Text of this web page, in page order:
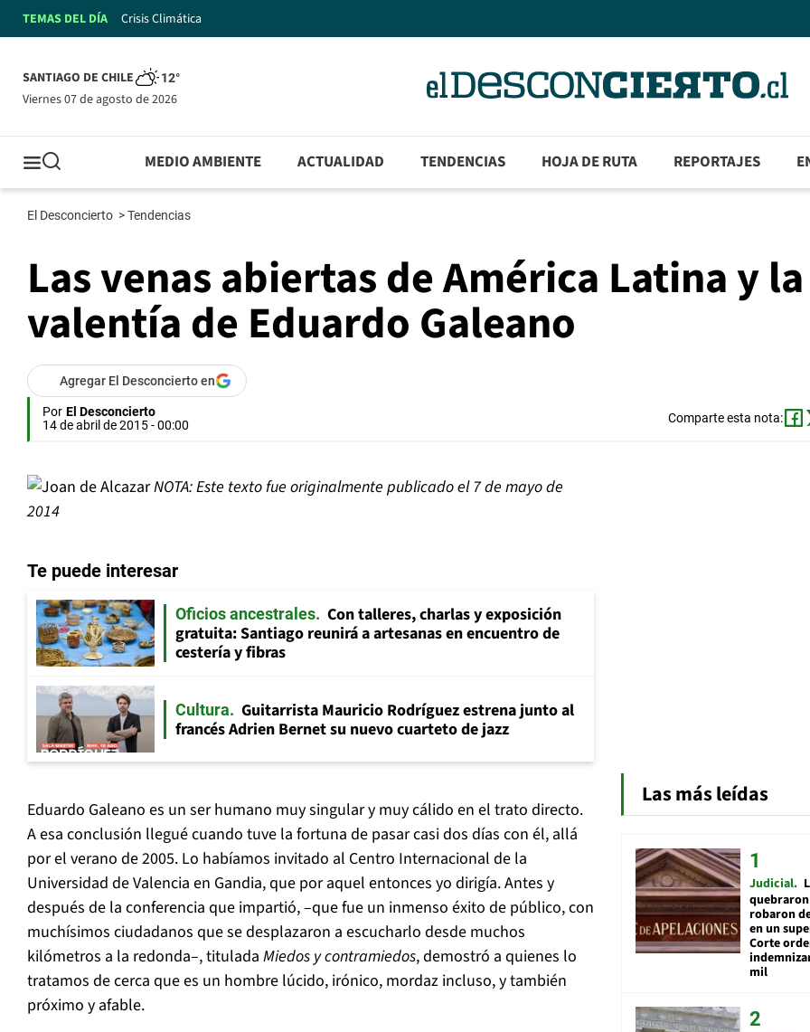
TEMAS DEL DÍA Crisis Climática
SANTIAGO DE CHILE 12°
viernes 07 de agosto de 2026
MEDIO AMBIENTE ACTUALIDAD TENDENCIAS HOJA DE RUTA REPORTAJES
El Desconcierto >Tendencias
Las venas abiertas de América Latina y la
valentía de Eduardo Galeano
Agregar El Desconcierto en
Por El Desconcierto
14 de abril de 2015 - 00:00
Comparte esta nota:
NOTA: Este texto fue originalmente publicado el 7 de mayo de
2014
Te puede interesar
Oficios ancestrales
Con talleres, charlas y exposición
gratuita: Santiago reunirá a artesanas en encuentro de
cestería y fibras
Cultura
Guitarrista Mauricio Rodríguez estrena junto al
francés Adrien Bernet su nuevo cuarteto de jazz
Eduardo Galeano es un ser humano muy singular y muy cálido en el trato directo.
A esa conclusión llegué cuando tuve la fortuna de pasar casi dos días con él, allá
por el verano de 2005. Lo habíamos invitado al Centro Internacional de la
Universidad de Valencia en Gandia, que por aquel entonces yo dirigía. Antes y
después de la conferencia que impartió, –que fue un inmenso éxito de público, con
muchísimos ciudadanos que se desplazaron a escucharlo desde muchos
kilómetros a la redonda–, titulada Miedos y contramiedos, demostró a quienes lo
tratamos de cerca que es un hombre lúcido, irónico, mordaz incluso, y también
próximo y afable.
Las más leídas
Judicial
robaron
en un
Corte
mil